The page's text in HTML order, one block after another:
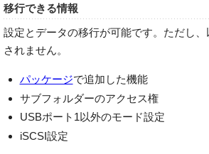
移行できる情報
設定とデータの移行が可能です。ただし
されません。
パッケージで追加した機能
サブフォルダーのアクセス権
USBポート1以外のモード設定
iSCSI設定